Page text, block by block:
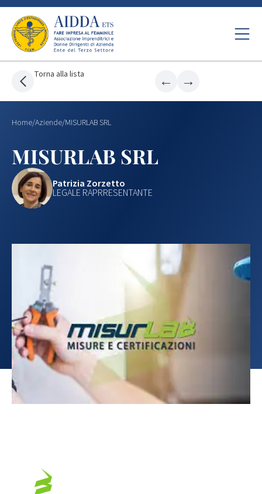
Torna alla lista ← →
Home/Aziende/MISURLAB SRL
MISURLAB SRL
Patrizia Zorzetto
LEGALE RAPRRESENTANTE